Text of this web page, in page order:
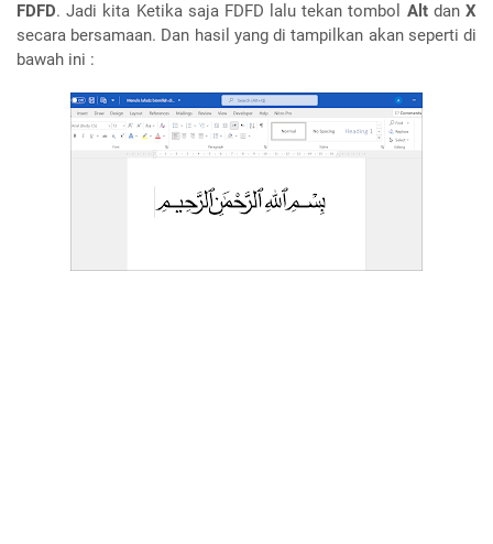
FDFD. Jadi kita Ketika saja FDFD lalu tekan tombol Alt danX
secara bersamaan. Dan hasil yang di tampilkan akan seperti di
bawah ini :